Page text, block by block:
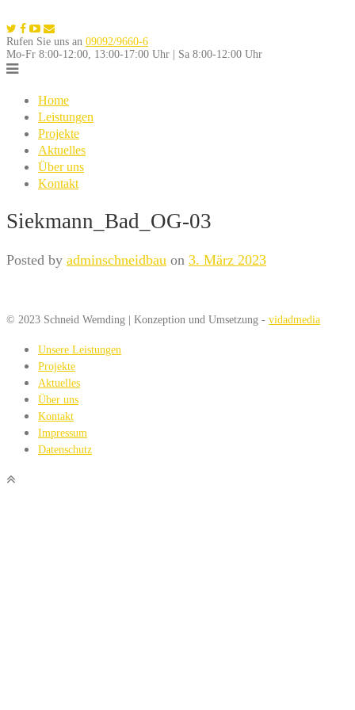
to
content
Rufen Sie uns an 09092/9660-6
Mo-Fr 8:00-12:00, 13:00-17:00 Uhr | Sa 8:00-12:00 Uhr
Home
Leistungen
Projekte
Aktuelles
Über uns
Kontakt
Siekmann_Bad_OG-03
Posted by adminschneidbau on 3. März 2023
© 2023 Schneid Wemding | Konzeption und Umsetzung - vidadmedia
Unsere Leistungen
Projekte
Aktuelles
Über uns
Kontakt
Impressum
Datenschutz